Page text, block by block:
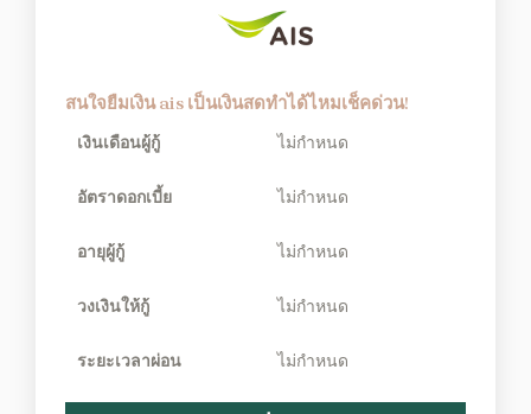
สนใจยืมเงิน ais เป็นเงินสดทำได้ไหมเช็คด่วน!
เงินเดือนผู้กู้ ไม่กำหนด
อัตราดอกเบี้ย ไม่กำหนด
อายุผู้กู้ ไม่กำหนด
วงเงินให้กู้ ไม่กำหนด
ระยะเวลาผ่อน ไม่กำหนด